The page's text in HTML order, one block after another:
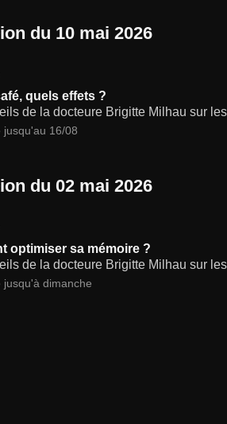
du 10 mai 2026
quels effets ?
de la docteure Brigitte Milhau sur
jusqu'au 16/08
du 02 mai 2026
optimiser sa mémoire ?
de la docteure Brigitte Milhau sur
jusqu'à dimanche